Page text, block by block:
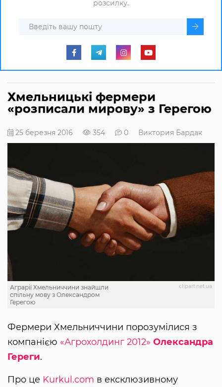
розсилку.
Хмельницькі фермери
«розписали мирову» з Герегою
25 березня 2016 354 0 Виктория Бардак
clipart.net.ua
Аграрії Хмельниччини знайшли
спільну мову з Олександром
Герегою
Фермери Хмельниччини порозумілися з
компанією «Агрохолдинг 2012» Олександра
Гереги.
Про це Kurkul.com в ексклюзивному